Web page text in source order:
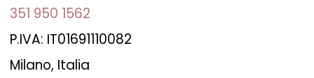
351 950 1562
P.IVA: IT01691110082
Milano, Italia